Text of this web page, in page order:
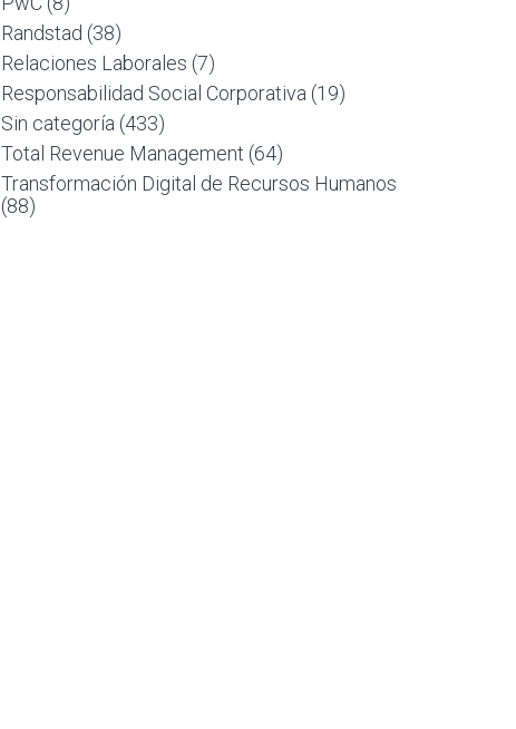
Randstad (38)
Relaciones Laborales (7)
Responsabilidad Social Corporativa (19)
Sin categoría (433)
Total Revenue Management (64)
Transformación Digital de Recursos Humanos
(88)